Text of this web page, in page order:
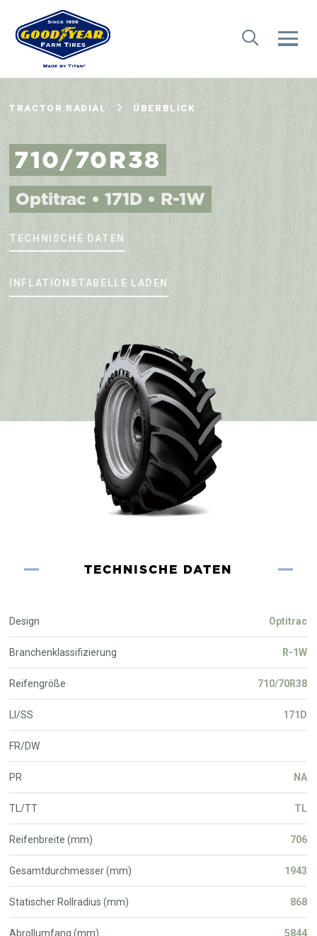
TRACTOR RADIAL ÜBERBLICK
710/70R38
Optitrac • 171D • R-1W
TECHNISCHE DATEN
INFLATIONSTABELLE LADEN
TECHNISCHE DATEN
Design Optitrac
Branchenklassifizierung R-1W
Reifengröße 710/70R38
LI/SS 171D
FR/DW
PR NA
TL/TT TL
Reifenbreite (mm) 706
Gesamtdurchmesser (mm) 1943
Statischer Rollradius (mm) 868
Abrollumfang (mm) 5844